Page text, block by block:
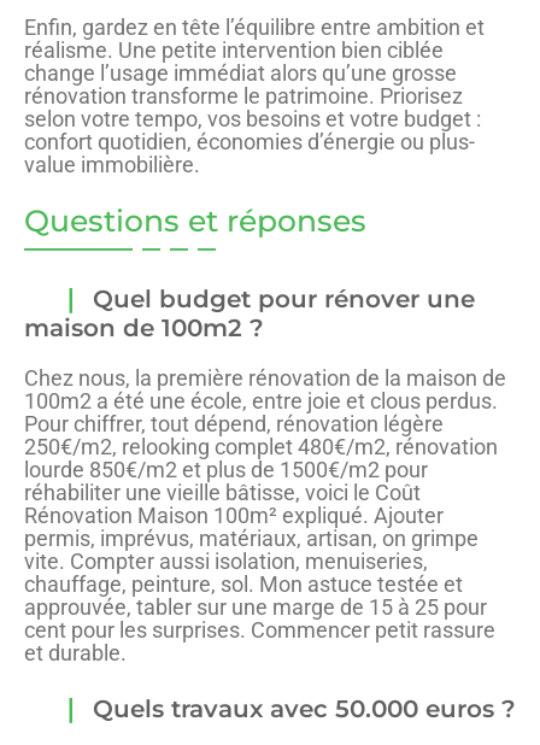
Enfin, gardez en tête l’équilibre entre ambition et
réalisme. Une petite intervention bien ciblée
change l’usage immédiat alors qu’une grosse
rénovation transforme le patrimoine. Priorisez
selon votre tempo, vos besoins et votre budget :
confort quotidien, économies d’énergie ou plus-
value immobilière.
Questions et réponses
Quel budget pour rénover une
maison de 100m2 ?
Chez nous, la première rénovation de la maison de
100m2 a été une école, entre joie et clous perdus.
Pour chiffrer, tout dépend, rénovation légère
250€/m2, relooking complet 480€/m2, rénovation
lourde 850€/m2 et plus de 1500€/m2 pour
réhabiliter une vieille bâtisse, voici le Coût
Rénovation Maison 100m² expliqué. Ajouter
permis, imprévus, matériaux, artisan, on grimpe
vite. Compter aussi isolation, menuiseries,
chauffage, peinture, sol. Mon astuce testée et
approuvée, tabler sur une marge de 15 à 25 pour
cent pour les surprises. Commencer petit rassure
et durable.
Quels travaux avec 50.000 euros ?